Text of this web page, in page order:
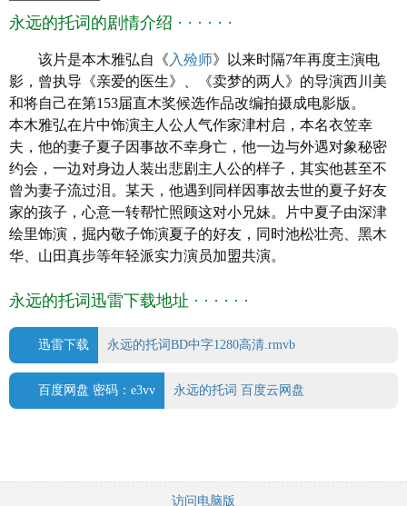
官方网站: nagai-iiwake.com
语言: 日语
上映日期:
2016
-09-09(多伦多电影节) / 2016-
10-14(日本)
片长: 124分钟
又名: 不道德的丈夫(港) / 漫长的借口(港/台) /
The Long Excuse
IMDb链接: tt4837062
永远的托词的剧情介绍 · · · · · ·
该片是本木雅弘自《 入殓师》以来时隔7年再度主演电
影，曾执导《亲爱的医生》、《卖梦的两人》的导演西川美
和将自己在第153届直木奖候选作品改编拍摄成电影版。
本木雅弘在片中饰演主人公人气作家津村启，本名衣笠幸
夫，他的妻子夏子因事故不幸身亡，他一边与外遇对象秘密
约会，一边对身边人装出悲剧主人公的样子，其实他甚至不
曾为妻子流过泪。某天，他遇到同样因事故去世的夏子好友
家的孩子，心意一转帮忙照顾这对小兄妹。片中夏子由深津
绘里饰演，掘内敬子饰演夏子的好友，同时池松壮亮、黑木
华、山田真步等年轻派实力演员加盟共演。
永远的托词迅雷下载地址 · · · · · ·
迅雷下载 永远的托词BD中字1280高清.rmvb
百度网盘 密码：e3vv 永远的托词 百度云网盘
访问电脑版